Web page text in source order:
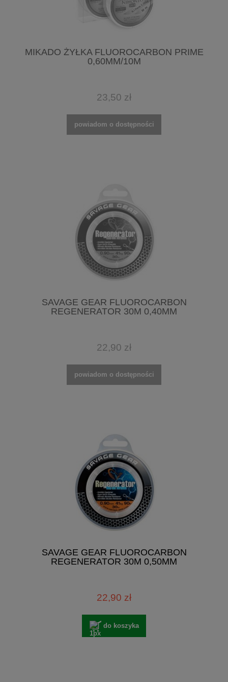
MIKADO ŻYŁKA FLUOROCARBON PRIME
0,60MM/10M
23,50 zł
powiadom o dostępności
SAVAGE GEAR FLUOROCARBON
REGENERATOR 30M 0,40MM
22,90 zł
powiadom o dostępności
SAVAGE GEAR FLUOROCARBON
REGENERATOR 30M 0,50MM
22,90 zł
do koszyka